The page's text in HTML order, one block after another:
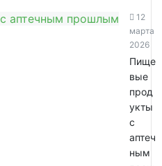
12
марта
2026
Пище
вые
прод
укты
с
аптеч
ным